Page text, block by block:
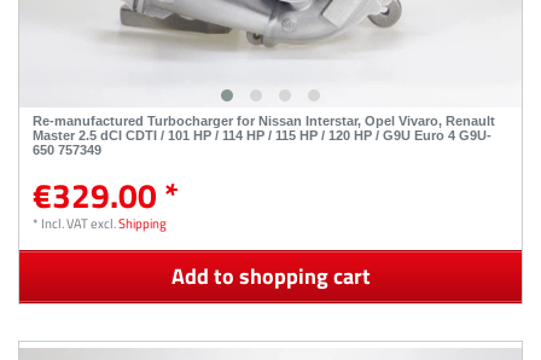
Re-manufactured Turbocharger for Nissan Interstar, Opel Vivaro, Renault
Master 2.5 dCI CDTI / 101 HP / 114 HP / 115 HP / 120 HP / G9U Euro 4 G9U-
650 757349
€329.00 *
* Incl. VATexcl.Shipping
Add to shopping cart